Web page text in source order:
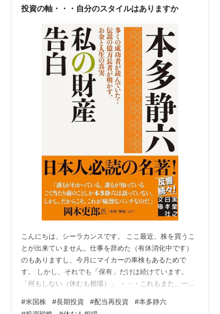
は？ サクソバンク証券は、デンマークに…
投資の軸・・・自分のスタイルはありますか
こんにちは、シーラカンスです。 ここ最近、株を買うこ
とが出来ていません。仕事を辞めた（有休消化中です）
のもありますし、今月にマイカーの車検もあるためで
す。 しかし、それでも「保有」だけは続けています。
「何もしない（休むも相場）」 ・・・これもまた、一つ
だけが、投資ではないためです。 また、「放っておいて
#米国株 #長期投資 #配当再投資 #本多静六